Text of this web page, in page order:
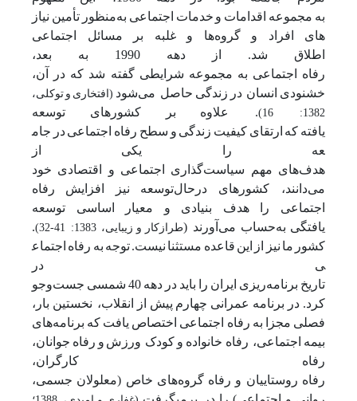
به مجموعه اقدامات و خدمات اجتماعی به‌منظور تأمین نیاز
های
افراد و گروه‌ها و غلبه بر مسائل
اجتماعی
اطلاق
شد. از دهه 1990 به
بعد،
رفاه
اجتماعی به مجموعه شرایطی گفته شد که در
آن،
خشنودی انسان در زندگی حاصل می‌شود (افتخاری و توکلی،
1382: 16)
. علاوه بر کشورهای
توسعه
یافته که ارتقای کیفیت زندگی و سطح رفاه اجتماعیدر جام
عه
را یکی
از
هدف‌های مهم سیاست‌گذاری اجتماعی و اقتصادی خود
می‌دانند، کشورهای
درحال‌توسعه نیز افزایش
رفاه
اجتماعی
را هدف بنیادی و معیار اساسی
توسعه
یافتگی به‌حساب می‌آورند (طرازکار و زیبایی، 1383: 41-32)
.
کشور ما نیز از این قاعده مستثنا نیست.توجه به رفاه اجتماع
ی
در
تاریخ برنامه‌ریزی ایران را باید در دهه 40 شمسی جست‌وجو
کرد. در برنامه عمرانی چهارم پیش از انقلاب، نخستین بار،
فصلی مجزا به رفاه اجتماعی اختصاص یافت که برنامه‌های
بیمه اجتماعی، رفاه خانواده و کودک ورزش و رفاه جوانان،
رفاه
کارگران،
رفاه روستاییان و رفاه گروه‌های خاص (معلولان جسمی،